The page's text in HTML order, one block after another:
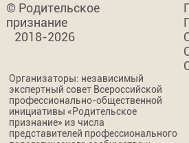
© Родительское
признание
2018-2026
Организаторы: независимый
экспертный совет Всероссийской
профессионально-общественной
инициативы «Родительское
признание» из числа
представителей профессионального